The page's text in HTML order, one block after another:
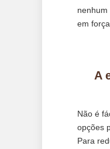
em
A
Não é
opções
Para